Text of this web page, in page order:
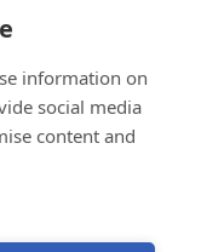
information on
social media
content and